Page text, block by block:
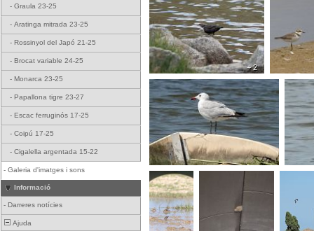
- Graula 23-25
- Aratinga mitrada 23-25
- Rossinyol del Japó 21-25
- Brocat variable 24-25
- Monarca 23-25
- Papallona tigre 23-27
- Escac ferruginós 17-25
- Coipú 17-25
- Cigalella argentada 15-22
- Galeria d'imatges i sons
Informació
- Darreres notícies
Ajuda
+ 2